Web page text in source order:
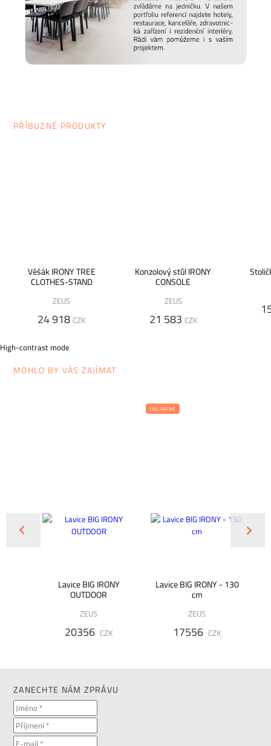
PŘÍBUZNÉ PRODUKTY
Věšák IRONY TREE
CLOTHES-STAND
ZEUS
24 918 CZK
Konzolový stůl IRONY
CONSOLE
ZEUS
21 583 CZK
High-contrast mode
MOHLO BY VÁS ZAJÍMAT
Lavice BIG IRONY
OUTDOOR
ZEUS
20356 CZK
OBLÍBENÉ
Lavice BIG IRONY - 130
cm
ZEUS
17556 CZK
ZANECHTE NÁM ZPRÁVU